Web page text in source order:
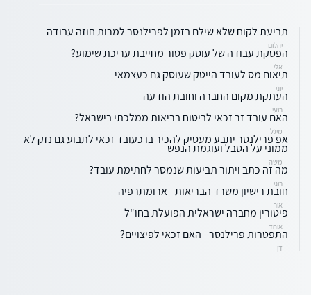
תביעת לקוח שלא שילם בזמן לפרילנסר למרות חוזה עבודה
יהלום
הפסקת עבודה של עוסק פטור מחייבת עריכת שימוע?
אלי
תיאום מס לעובד הייטק שעוסק גם כעצמאי
יוני
העתקת מקום החברה וחובת הודעה
רועי
האם עובד זר זכאי לביטוח בריאות ממלכתי בישראל?
מיגל
אפ פרילנסר יתבע מעסיק להכיר בו כעובד זכאי לתבוע גם נזק לא
ממוני על הסבל ועוגמת הנפש
משה
מה זה כתב ויתור תביעות שנמסר לחתימת עובד?
רוני
חובת רישיון משרד הבריאות - ארומתרפיה
אור
פיטורין מחברה ישראלית הפועלת בחו"ל
אוהד
התפטרות פרילנסר - האם זכאי לפיצויים?
דן